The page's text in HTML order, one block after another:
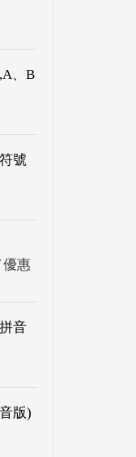
、B
號
優惠
音
版)